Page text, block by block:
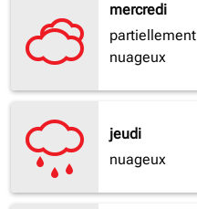
mercredi
partiellement
nuageux
jeudi
nuageux